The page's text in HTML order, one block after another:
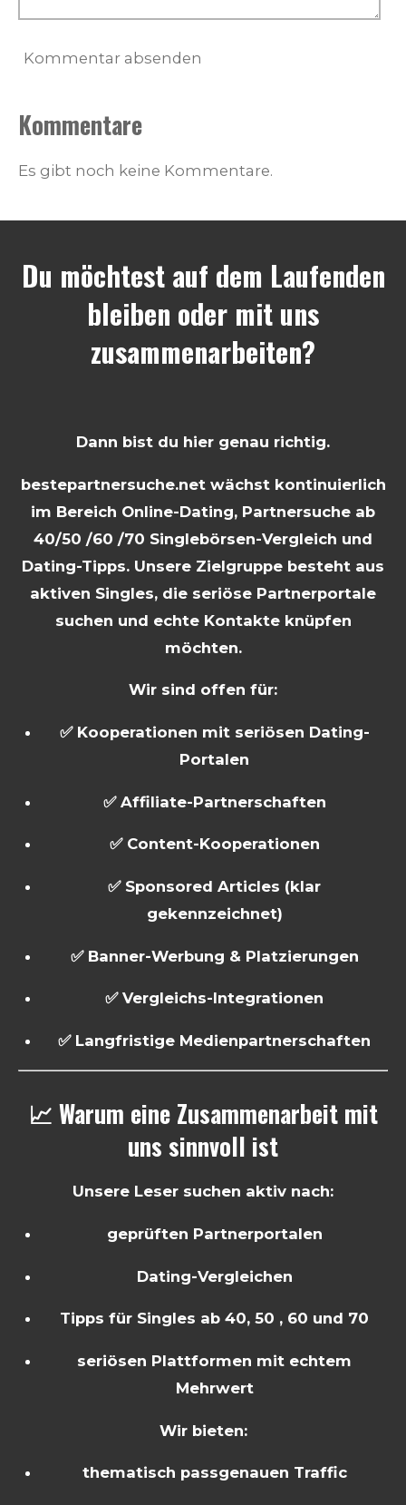
Kommentar absenden
Kommentare
Es gibt noch keine Kommentare.
Du möchtest auf dem Laufenden
bleiben oder mit uns
zusammenarbeiten?
Dann bist du hier genau richtig.
bestepartnersuche.net wächst kontinuierlich
im Bereich Online-Dating, Partnersuche ab
40/50 /60 /70 Singlebörsen-Vergleich und
Dating-Tipps. Unsere Zielgruppe besteht aus
aktiven Singles, die seriöse Partnerportale
suchen und echte Kontakte knüpfen
möchten.
Wir sind offen für:
✅ Kooperationen mit seriösen Dating-
Portalen
✅ Affiliate-Partnerschaften
✅ Content-Kooperationen
✅ Sponsored Articles (klar
gekennzeichnet)
✅ Banner-Werbung & Platzierungen
✅ Vergleichs-Integrationen
✅ Langfristige Medienpartnerschaften
📈 Warum eine Zusammenarbeit mit
uns sinnvoll ist
Unsere Leser suchen aktiv nach:
geprüften Partnerportalen
Dating-Vergleichen
Tipps für Singles ab 40, 50 , 60 und 70
seriösen Plattformen mit echtem
Mehrwert
Wir bieten:
thematisch passgenauen Traffic